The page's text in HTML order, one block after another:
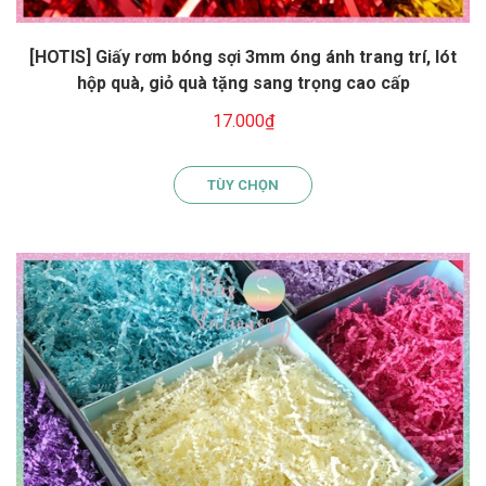
[HOTIS] Giấy rơm bóng sợi 3mm óng ánh trang trí, lót
hộp quà, giỏ quà tặng sang trọng cao cấp
17.000₫
TÙY CHỌN